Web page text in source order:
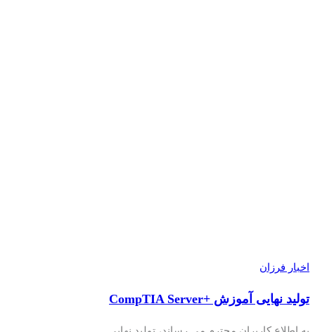
اخبار فرزان
تولید نهایی آموزش +CompTIA Server